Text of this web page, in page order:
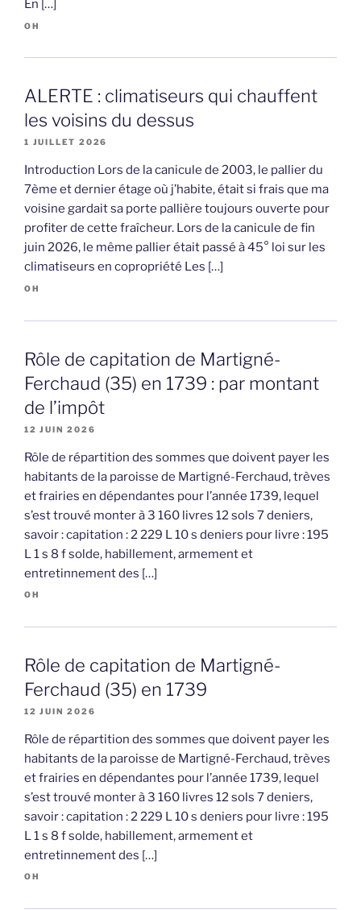
En […]
OH
ALERTE : climatiseurs qui chauffent
les voisins du dessus
1 JUILLET 2026
Introduction Lors de la canicule de 2003, le pallier du
7ème et dernier étage où j’habite, était si frais que ma
voisine gardait sa porte pallière toujours ouverte pour
profiter de cette fraîcheur. Lors de la canicule de fin
juin 2026, le même pallier était passé à 45° loi sur les
climatiseurs en copropriété Les […]
OH
Rôle de capitation de Martigné-
Ferchaud (35) en 1739 : par montant
de l’impôt
12 JUIN 2026
Rôle de répartition des sommes que doivent payer les
habitants de la paroisse de Martigné-Ferchaud, trèves
et frairies en dépendantes pour l’année 1739, lequel
s’est trouvé monter à 3 160 livres 12 sols 7 deniers,
savoir : capitation : 2 229 L 10 s deniers pour livre : 195
L 1 s 8 f solde, habillement, armement et
entretinnement des […]
OH
Rôle de capitation de Martigné-
Ferchaud (35) en 1739
12 JUIN 2026
Rôle de répartition des sommes que doivent payer les
habitants de la paroisse de Martigné-Ferchaud, trèves
et frairies en dépendantes pour l’année 1739, lequel
s’est trouvé monter à 3 160 livres 12 sols 7 deniers,
savoir : capitation : 2 229 L 10 s deniers pour livre : 195
L 1 s 8 f solde, habillement, armement et
entretinnement des […]
OH